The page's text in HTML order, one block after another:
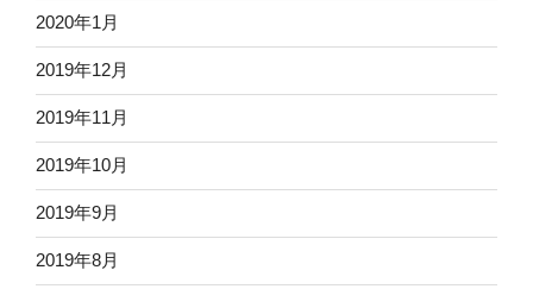
2020年1月
2019年12月
2019年11月
2019年10月
2019年9月
2019年8月